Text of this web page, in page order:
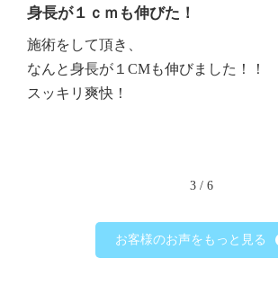
身長が１ｃｍも伸びた！
施術をして頂き、
なんと身長が１CMも伸びました！！
スッキリ爽快！
3 / 6
お客様のお声をもっと見る